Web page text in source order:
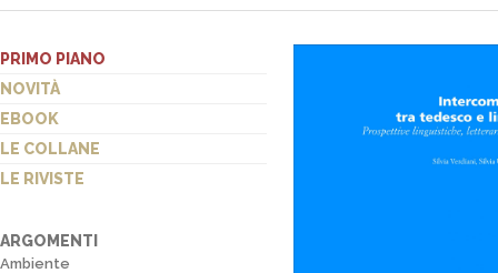
PRIMO PIANO
NOVITÀ
EBOOK
LE COLLANE
LE RIVISTE
ARGOMENTI
Ambiente